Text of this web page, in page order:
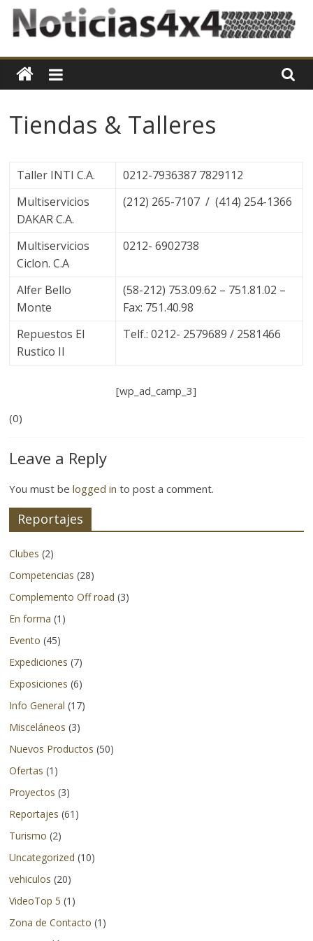
Skip
Noticias4x4
En
nos
mantener
nuestros
lectores
al
día
cuanto
al
la
No
cubriendo
y
lanzamientos
de
nacionales
sino
también
adentrarnos
en
otros
países.
Tiendas & Talleres
Taller INTI C.A.
0212-7936387 7829112
Multiservicios
DAKAR C.A.
(212) 265-7107 / (414) 254-1366
Multiservicios
Ciclon. C.A
0212- 6902738
Alfer Bello
Monte
(58-212) 753.09.62 – 751.81.02 –
Fax: 751.40.98
Repuestos El
Rustico II
Telf.: 0212- 2579689 / 2581466
[wp_ad_camp_3]
(0)
Leave a Reply
You must belogged in to post a comment.
Reportajes
Clubes (2)
Competencias (28)
Complemento Off road (3)
En forma (1)
Evento (45)
Expediciones (7)
Exposiciones (6)
Info General (17)
Misceláneos (3)
Nuevos Productos (50)
Ofertas (1)
Proyectos (3)
Reportajes (61)
Turismo (2)
Uncategorized (10)
vehiculos (20)
VideoTop 5 (1)
Zona de Contacto (1)